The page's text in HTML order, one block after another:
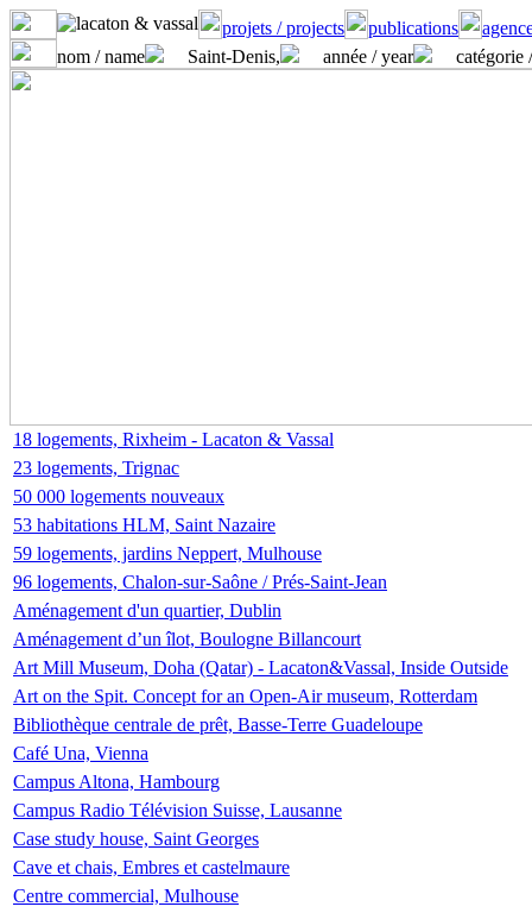
projets / projects publications
nom / name
Saint-Denis, année / year catégorie
18 logements, Rixheim - Lacaton & Vassal
23 logements, Trignac
50 000 logements nouveaux
53 habitations HLM, Saint Nazaire
59 logements, jardins Neppert, Mulhouse
96 logements, Chalon-sur-Saône / Prés-Saint-Jean
Aménagement d'un quartier, Dublin
Aménagement d’un îlot, Boulogne Billancourt
Art Mill Museum, Doha (Qatar) - Lacaton&Vassal, Inside Outside
Art on the Spit. Concept for an Open-Air museum, Rotterdam
Bibliothèque centrale de prêt, Basse-Terre Guadeloupe
Café Una, Vienna
Campus Altona, Hambourg
Campus Radio Télévision Suisse, Lausanne
Case study house, Saint Georges
Cave et chais, Embres et castelmaure
Centre commercial, Mulhouse